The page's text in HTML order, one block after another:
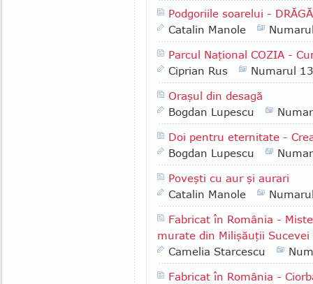
Podgoriile soarelui -
Catalin Manole
Parcul Naţional COZIA -
Ciprian Rus
Numarul
Oraşul din desagă
Bogdan Lupescu
Doi pentru eternitate -
Bogdan Lupescu
Poveşti cu aur şi aurari
Catalin Manole
Fabricat în România -
murate din Milişăuţii Sucevei
Camelia Starcescu
Fabricat în România -